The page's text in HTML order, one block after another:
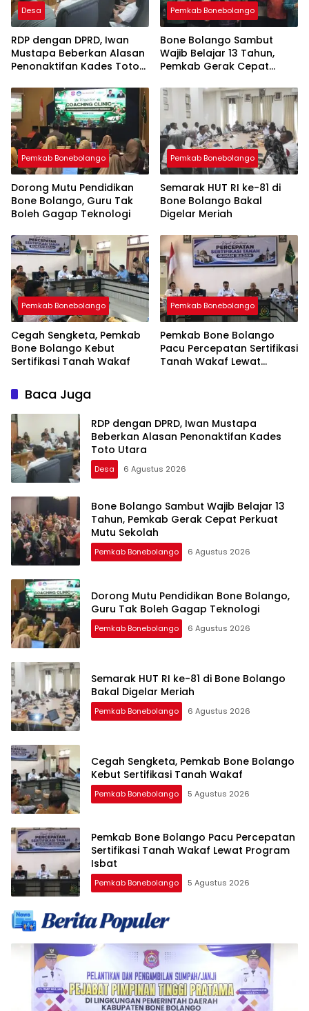
Desa
RDP dengan DPRD, Iwan
Mustapa Beberkan Alasan
Penonaktifan Kades Toto
Pemkab Bonebolango
Bone Bolango Sambut
Wajib Belajar 13 Tahun,
Pemkab Gerak Cepat
Pemkab Bonebolango
Dorong Mutu Pendidikan
Bone Bolango, Guru Tak
Boleh Gagap Teknologi
Pemkab Bonebolango
Semarak HUT RI ke-81 di
Bone Bolango Bakal
Digelar Meriah
Pemkab Bonebolango
Cegah Sengketa, Pemkab
Bone Bolango Kebut
Sertifikasi Tanah Wakaf
Pemkab Bonebolango
Pemkab Bone Bolango
Pacu Percepatan Sertifikasi
Tanah Wakaf Lewat
Baca Juga
RDP dengan DPRD, Iwan Mustapa
Beberkan Alasan Penonaktifan Kades
Toto Utara
Desa 6 Agustus 2026
Bone Bolango Sambut Wajib Belajar 13
Tahun, Pemkab Gerak Cepat Perkuat
Mutu Sekolah
Pemkab Bonebolango 6 Agustus 2026
Dorong Mutu Pendidikan Bone Bolango,
Guru Tak Boleh Gagap Teknologi
Pemkab Bonebolango 6 Agustus 2026
Semarak HUT RI ke-81 di Bone Bolango
Bakal Digelar Meriah
Pemkab Bonebolango 6 Agustus 2026
Cegah Sengketa, Pemkab Bone Bolango
Kebut Sertifikasi Tanah Wakaf
Pemkab Bonebolango 5 Agustus 2026
Pemkab Bone Bolango Pacu Percepatan
Sertifikasi Tanah Wakaf Lewat Program
Isbat
Pemkab Bonebolango 5 Agustus 2026